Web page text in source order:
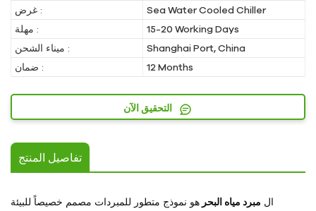
غرض :
Sea Water Cooled Chiller
مهلة :
15-20 Working Days
ميناء الشحن :
Shanghai Port, China
ضمان :
12 Months
تفاصيل المنتج
ال مبرد مياه البحر هو نموذج متطور للمبردات مصمم خصيصاً للبيئة